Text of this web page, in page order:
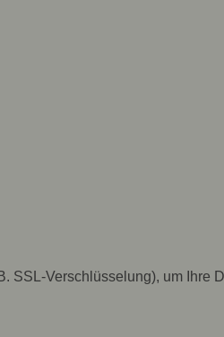
Verschlüsselung), um Ihre